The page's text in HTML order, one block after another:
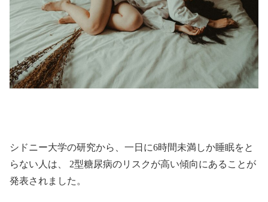
シドニー大学の研究から、一日に6時間未満しか睡眠をと
らない人は、 2型糖尿病のリスクが高い傾向にあることが
発表されました。